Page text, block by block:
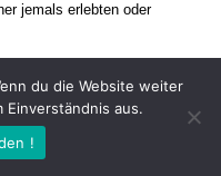
jemals erlebten oder
gegenüber. Zeit steht still
auch farblich, bis
Arbeiten stellen ambivalente
du die Website weiter
aus.
!